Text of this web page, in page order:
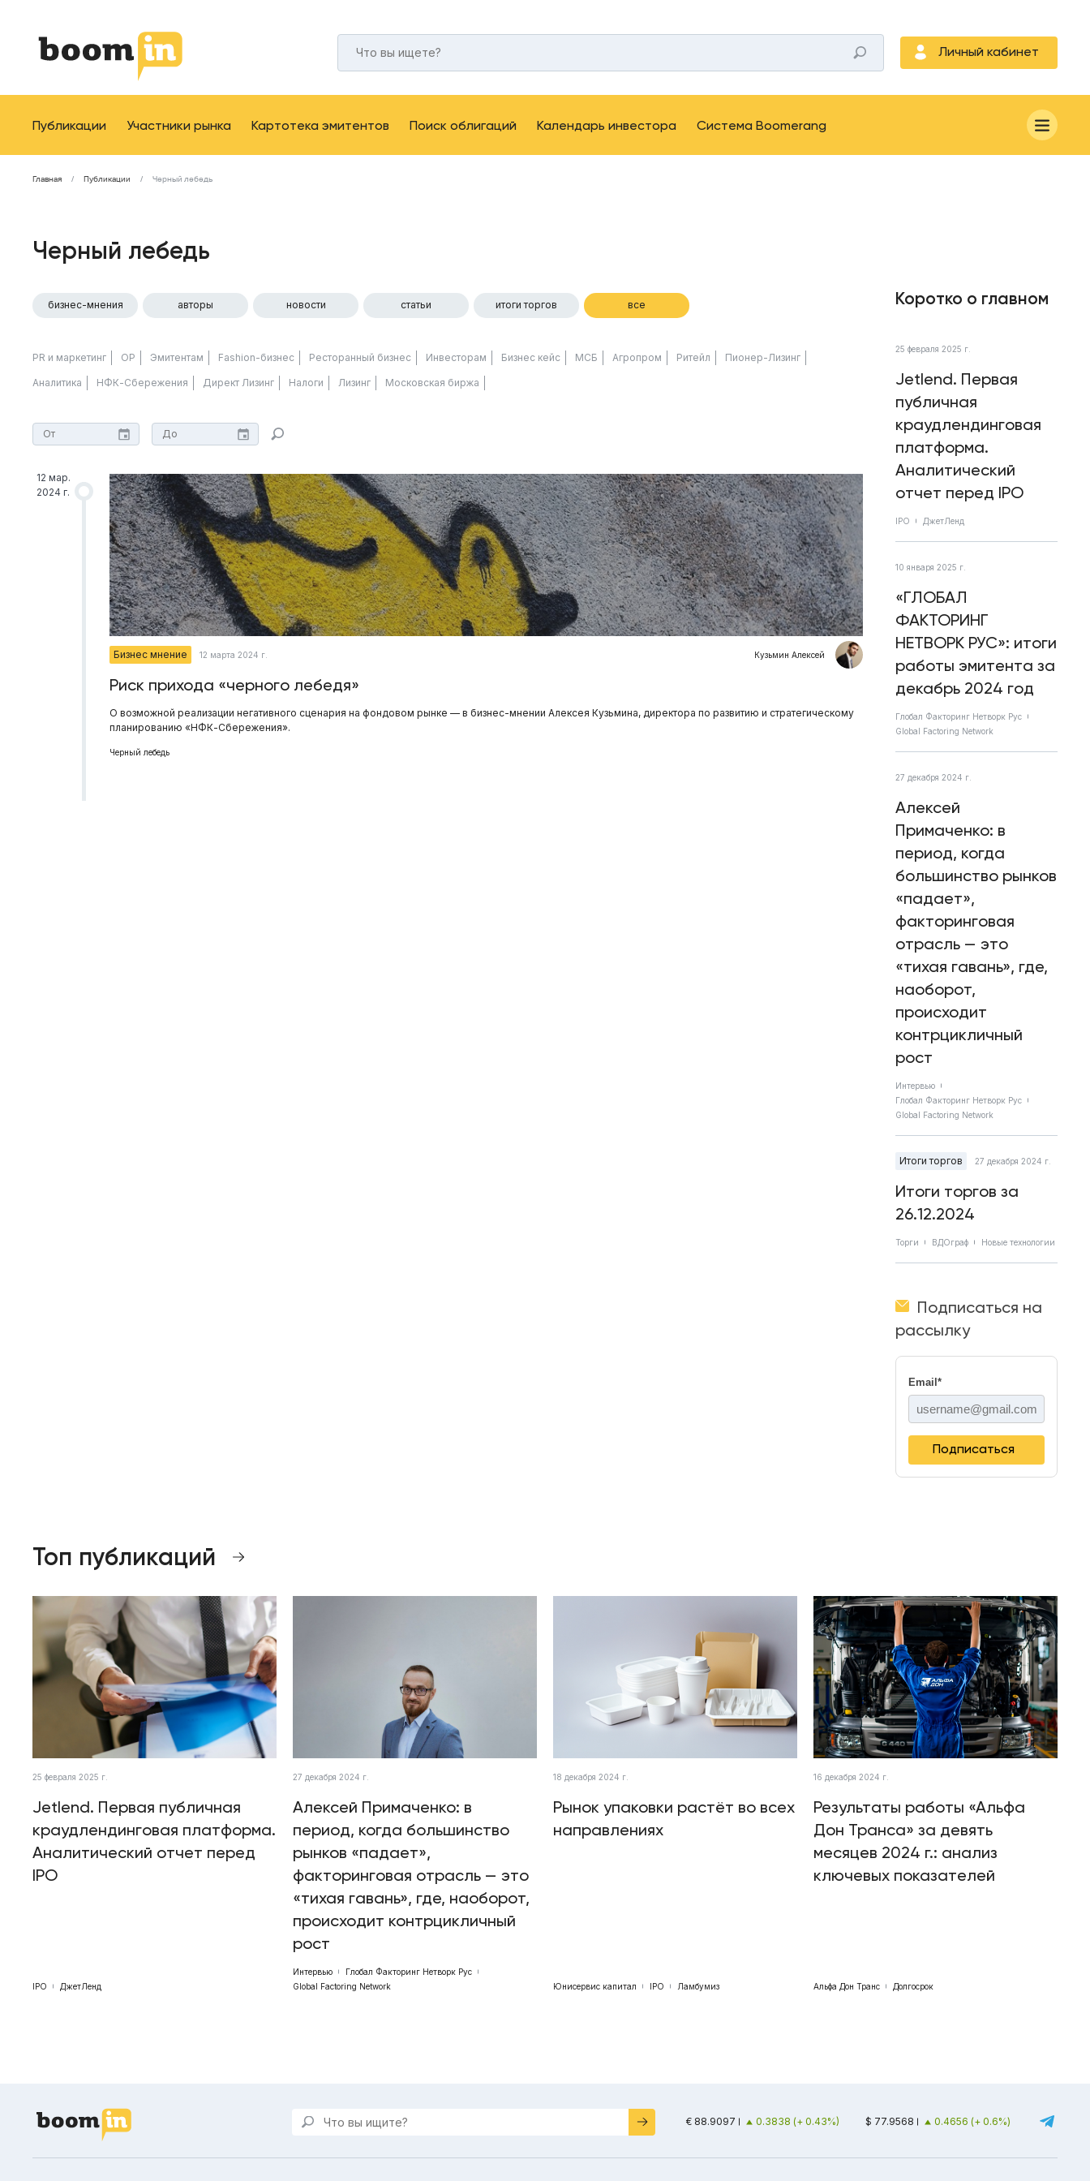
Личный кабинет
Публикации Участники рынка Картотека эмитентов Поиск облигаций Календарь инвестора Система Boomerang
Главная Публикации Черный лебедь
Черный лебедь
бизнес-мнения авторы новости статьи итоги торгов все
PR и маркетинг ОР Эмитентам Fashion-бизнес Ресторанный бизнес Инвесторам Бизнес кейс МСБ Агропром Ритейл Пионер-Лизинг
Аналитика НФК-Сбережения Директ Лизинг Налоги Лизинг Московская биржа
12 мар.
2024 г.
Бизнес мнение 12 марта 2024 г. Кузьмин Алексей
Риск прихода «черного лебедя»
О возможной реализации негативного сценария на фондовом рынке — в бизнес-мнении Алексея Кузьмина, директора по развитию и стратегическому
планированию «НФК-Сбережения».
Черный лебедь
Коротко о главном
25 февраля 2025 г.
Jetlend. Первая
публичная
краудлендинговая
платформа.
Аналитический
отчет перед IPO
IPO ДжетЛенд
10 января 2025 г.
«ГЛОБАЛ
ФАКТОРИНГ
НЕТВОРК РУС»: итоги
работы эмитента за
декабрь 2024 год
Глобал Факторинг Нетворк Рус
Global Factoring Network
27 декабря 2024 г.
Алексей
Примаченко: в
период, когда
большинство рынков
«падает»,
факторинговая
отрасль — это
«тихая гавань», где,
наоборот,
происходит
контрцикличный
рост
Интервью
Глобал Факторинг Нетворк Рус
Global Factoring Network
Итоги торгов 27 декабря 2024 г.
Итоги торгов за
26.12.2024
Торги ВДОграф Новые технологии
Подписаться на
рассылку
Email *
Подписаться
Топ публикаций
25 февраля 2025 г.
Jetlend. Первая публичная
краудлендинговая платформа.
Аналитический отчет перед
IPO
IPO ДжетЛенд
27 декабря 2024 г.
Алексей Примаченко: в
период, когда большинство
рынков «падает»,
факторинговая отрасль — это
«тихая гавань», где, наоборот,
происходит контрцикличный
рост
Интервью
Глобал Факторинг Нетворк Рус
Global Factoring Network
18 декабря 2024 г.
Рынок упаковки растёт во всех
направлениях
Юнисервис капитал IPO Ламбумиз
16 декабря 2024 г.
Результаты работы «Альфа
Дон Транса» за девять
месяцев 2024 г.: анализ
ключевых показателей
Альфа Дон Транс Долгосрок
€ 88.9097 0.3838 (+ 0.43%) $ 77.9568 0.4656 (+ 0.6%)